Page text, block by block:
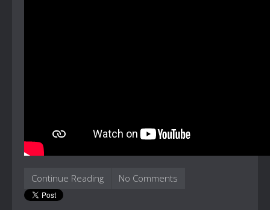
Continue Reading No Comments